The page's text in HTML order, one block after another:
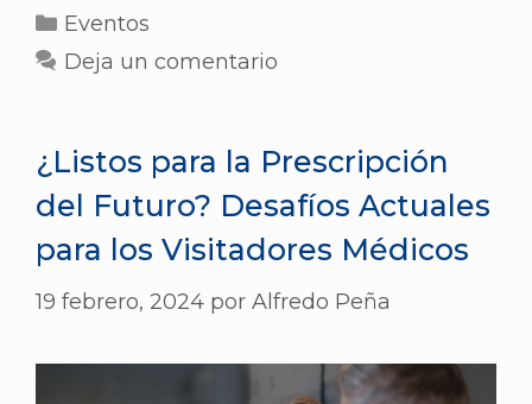
Eventos
Deja un comentario
¿Listos para la Prescripción
del Futuro? Desafíos Actuales
para los Visitadores Médicos
19 febrero, 2024 por Alfredo Peña